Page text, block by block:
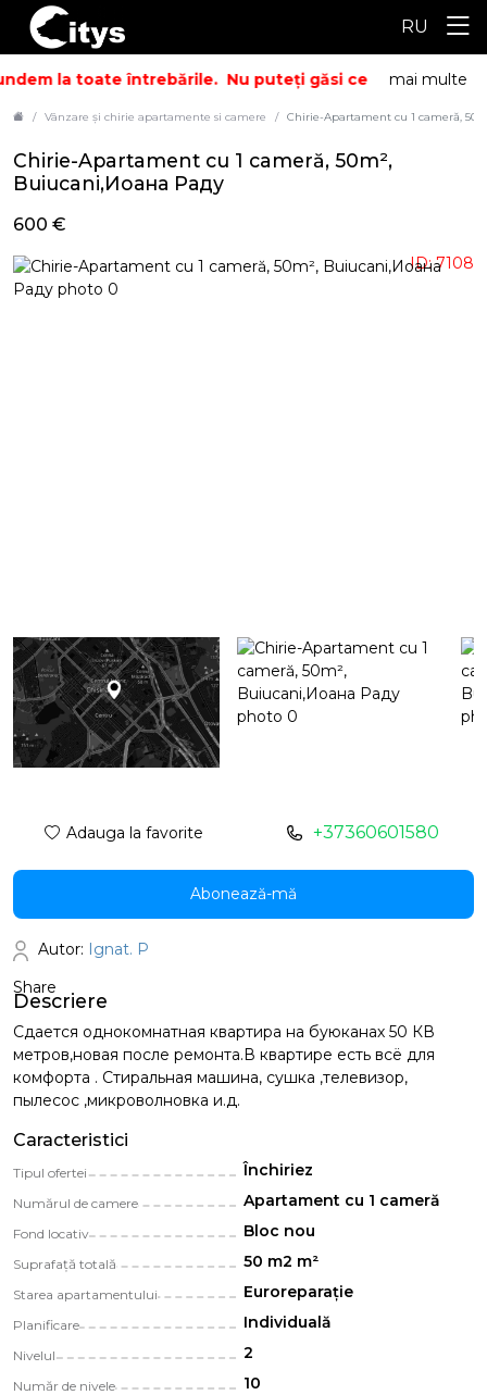
RU
la toate întrebările. Nu puteți găsi ceea ce căutați?
mai multe
Vânzare și chirie apartamente si camere Chirie-Apartament cu 1 cameră,
Descriere
Сдается однокомнатная квартира на буюканах 50 КВ
метров,новая после ремонта.В квартире есть всё для
комфорта . Стиральная машина, сушка ,телевизор,
пылесос ,микроволновка и.д.
Caracteristici
Tipul ofertei Închiriez
Numărul de camere Apartament cu 1 cameră
Fond locativ Bloc nou
Suprafață totală 50 m2 m²
Starea apartamentului Euroreparație
Planificare Individuală
Nivelul 2
Număr de nivele 10
Chirie-Apartament cu 1 cameră, 50m²,
Buiucani,Иоана Раду
ID: 7108
600 €
Adauga la favorite +37360601580
Abonează-mă
Autor: Ignat. P
Share